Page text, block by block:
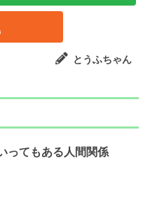
とうふちゃん
ってもある人間関係